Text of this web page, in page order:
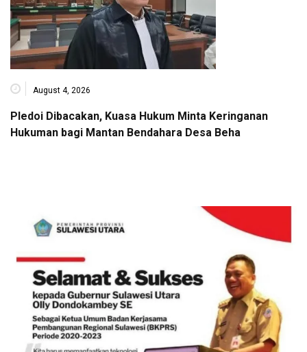
August 4, 2026
Pledoi Dibacakan, Kuasa Hukum Minta Keringanan
Hukuman bagi Mantan Bendahara Desa Beha